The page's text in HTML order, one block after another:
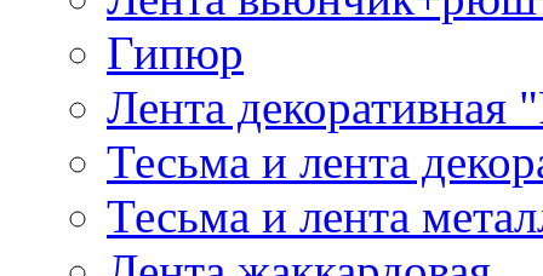
Гипюр
Лента декоративная
Тесьма и лента
Тесьма и лента